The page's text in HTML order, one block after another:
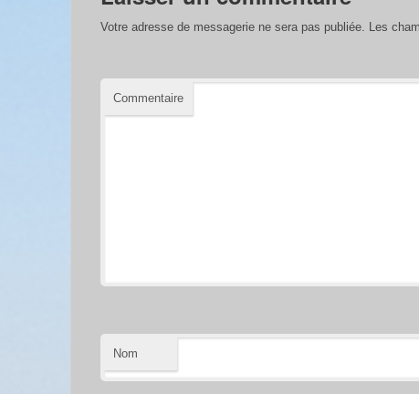
Votre adresse de messagerie ne sera pas publiée. Les
Commentaire
Nom